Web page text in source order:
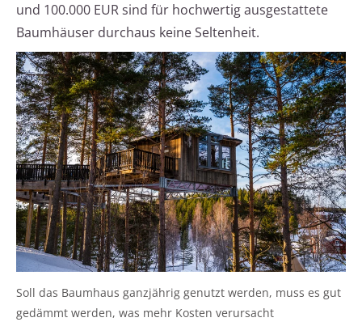
und 100.000 EUR sind für hochwertig ausgestattete
Baumhäuser durchaus keine Seltenheit.
Soll das Baumhaus ganzjährig genutzt werden, muss es gut
gedämmt werden, was mehr Kosten verursacht